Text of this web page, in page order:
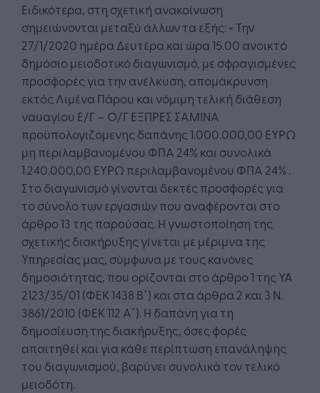
Ειδικότερα, στη σχετική ανακοίνωση
σημειώνονται μεταξύ άλλων τα εξής: « Την
27/1/2020 ημέρα Δευτέρα και ώρα 15.00 ανοικτό
δημόσιο μειοδοτικό διαγωνισμό, με σφραγισμένες
προσφορές για την ανέλκυση, απομάκρυνση
εκτός Λιμένα Πάρου και νόμιμη τελική διάθεση
ναυαγίου Ε/Γ – Ο/Γ ΕΞΠΡΕΣ ΣΑΜΙΝΑ
προϋπολογιζόμενης δαπάνης 1.000.000,00 ΕΥΡΩ
μη περιλαμβανομένου ΦΠΑ 24% και συνολικά
1.240.000,00 ΕΥΡΩ περιλαμβανομένου ΦΠΑ 24% .
Στο διαγωνισμό γίνονται δεκτές προσφορές για
το σύνολο των εργασιών που αναφέρονται στο
άρθρο 13 της παρούσας. Η γνωστοποίηση της
σχετικής διακήρυξης γίνεται με μέριμνα της
Υπηρεσίας μας, σύμφωνα με τους κανόνες
δημοσιότητας, που ορίζονται στο άρθρο 1 της ΥΑ
2123/35/01 (ΦΕΚ 1438 Β΄) και στα άρθρα 2 και 3 Ν.
3861/2010 (ΦΕΚ 112 Α΄). Η δαπάνη για τη
δημοσίευση της διακήρυξης, όσες φορές
απαιτηθεί και για κάθε περίπτωση επανάληψης
του διαγωνισμού, βαρύνει συνολικά τον τελικό
μειοδότη.